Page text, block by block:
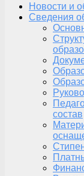
Новости и
Сведения
состав